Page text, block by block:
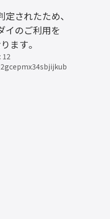
されたため、
イのご利用を
ます。
12